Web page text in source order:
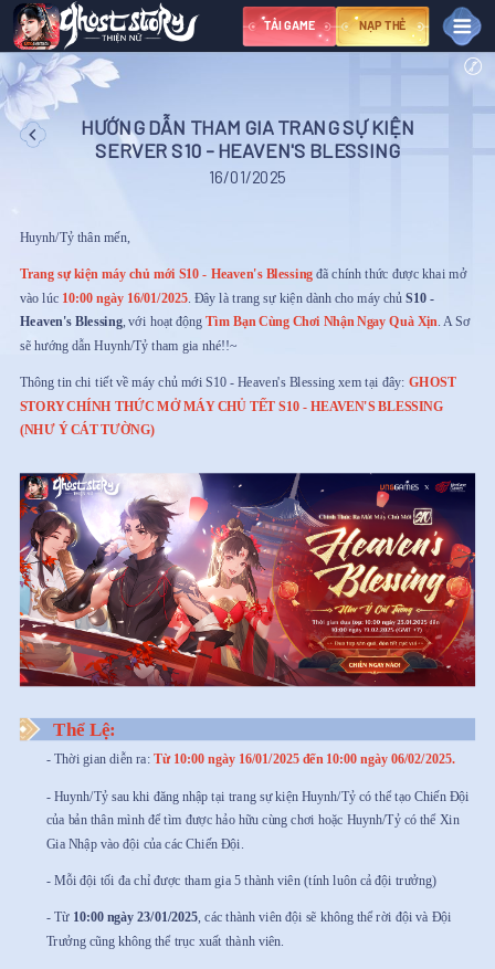
HƯỚNG DẪN THAM GIA TRANG SỰ KIỆN
SERVER S10 - HEAVEN'S BLESSING
16/01/2025
Huynh/Tỷ thân mến,
Trang sự kiện máy chủ mới S10 - Heaven's Blessing đã chính thức được khai mở
vào lúc 10:00 ngày 16/01/2025. Đây là trang sự kiện dành cho máy chủS10 -
Heaven's Blessing, với hoạt độngTìm Bạn Cùng Chơi Nhận Ngay Quà Xịn . A Sơ
sẽ hướng dẫn Huynh/Tỷ tham gia nhé!!~
Thông tin chi tiết về máy chủ mới S10 - Heaven's Blessing xem tại đây: GHOST
STORY CHÍNH THỨC MỞ MÁY CHỦ TẾT S10 - HEAVEN'S BLESSING
(NHƯ Ý CÁT TƯỜNG)
Thể Lệ:
- Thời gian diễn ra:Từ 10:00 ngày 16/01/2025 đến 10:00 ngày 06/02/2025.
- Huynh/Tỷ sau khi đăng nhập tại trang sự kiện Huynh/Tỷ có thể tạo Chiến Đội
của bản thân mình để tìm được hảo hữu cùng chơi hoặc Huynh/Tỷ có thể Xin
Gia Nhập vào đội của các Chiến Đội.
- Mỗi đội tối đa chỉ được tham gia 5 thành viên (tính luôn cả đội trưởng)
- Từ 10:00 ngày 23/01/2025, các thành viên đội sẽ không thể rời đội và Đội
Trưởng cũng không thể trục xuất thành viên.
TẢI GAME NẠP THẺ
TIN TỨC
SỰ KIỆN
TÂN THỦ
Group X
ĐIỀU KHOẢN
HỖ TRỢ
NGÔN NGỮ VIỆT NAM ไทย 中文 ENGLISH